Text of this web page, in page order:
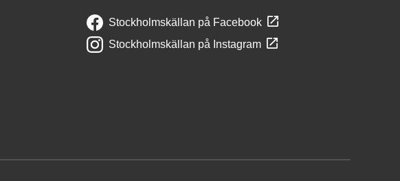
Stockholmskällan på Facebook
Stockholmskällan på Instagram